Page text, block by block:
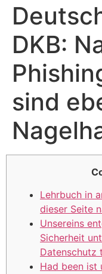
DKB:
sind
Lehrbuch in
dieser Seite
Unsereins
Sicherheit
Datenschutz
Had been ist